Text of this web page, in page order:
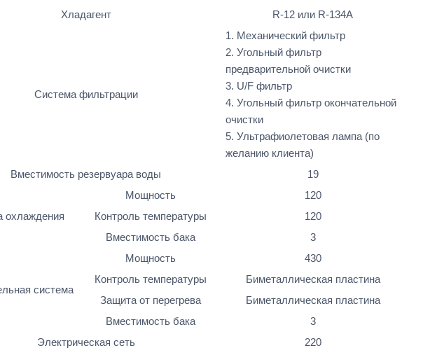
Хладагент
R-12 или R-134A
Система фильтрации
1. Механический фильтр
2. Угольный фильтр
предварительной очистки
3. U/F фильтр
4. Угольный фильтр окончательной
очистки
5. Ультрафиолетовая лампа (по
желанию клиента)
Вместимость резервуара воды
19
охлаждения
Мощность
120
Контроль температуры
120
Вместимость бака
3
система
Мощность
430
Контроль температуры
Биметаллическая пластина
Защита от перегрева
Биметаллическая пластина
Вместимость бака
3
Электрическая сеть
220